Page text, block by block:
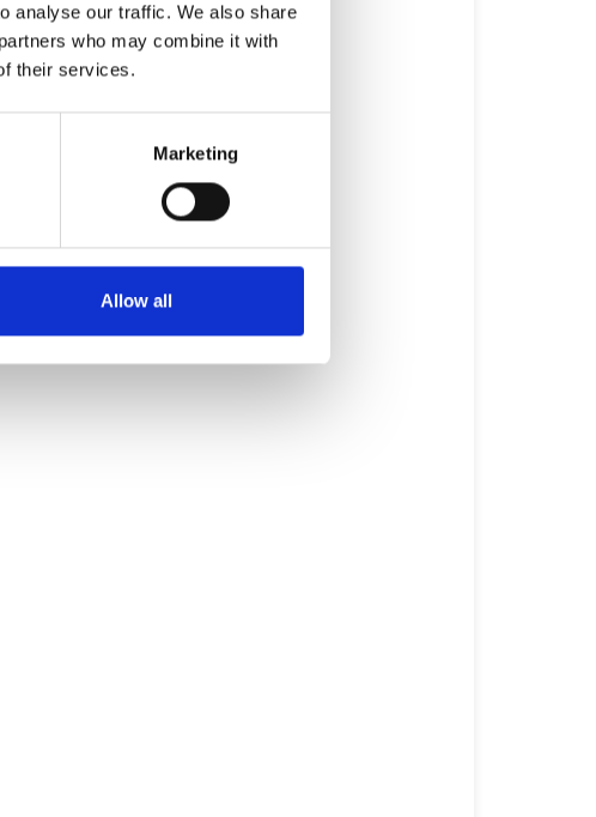
analyse our traffic. We also share
who may combine it with
their services.
Marketing
Allow all